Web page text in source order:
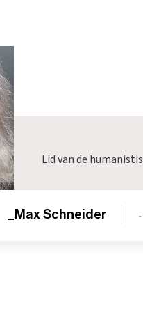
Lid van de
_Max Schneider -